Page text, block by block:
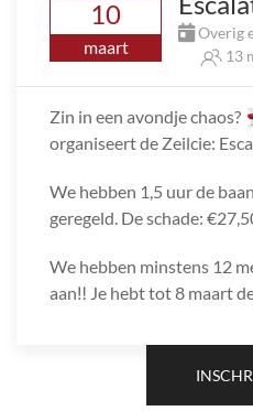
10
maart
Overig
13
Zin in een avondje
organiseert de Zeilcie:
We hebben 1,5 uur de
geregeld. De schade:
We hebben minstens 12
aan‼️ Je hebt tot 8 maart